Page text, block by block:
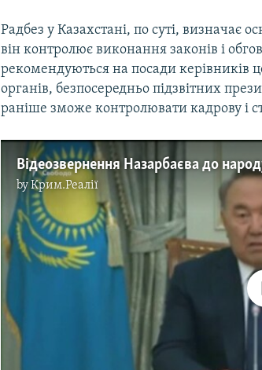
Радбез у Казахстані, по суті, визначає
він контролює виконання законів і
рекомендуються на посади керівників
органів, безпосередньо підзвітних
раніше зможе контролювати кадрову і
byКрим.Реалії
No media